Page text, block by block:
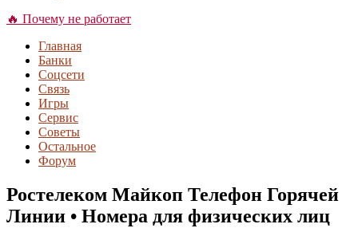
🔥 Почему не работает
Главная
Банки
Соцсети
Связь
Игры
Сервис
Советы
Остальное
Форум
Ростелеком Майкоп Телефон Горячей
Линии • Номера для физических лиц